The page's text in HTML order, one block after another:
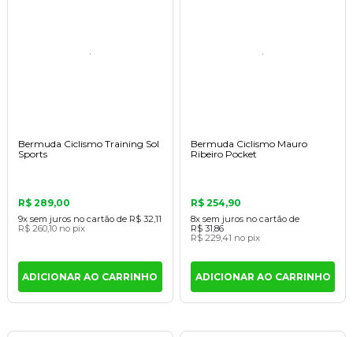
Bermuda Ciclismo Training Sol
Sports
R$ 289,00
9x sem juros no cartãode R$ 32,11
R$ 260,10 no pix
ADICIONAR AO CARRINHO
Bermuda Ciclismo Mauro
Ribeiro Pocket
R$ 254,90
8x sem juros no cartão de
R$ 31,86
R$ 229,41 no pix
ADICIONAR AO CARRINHO